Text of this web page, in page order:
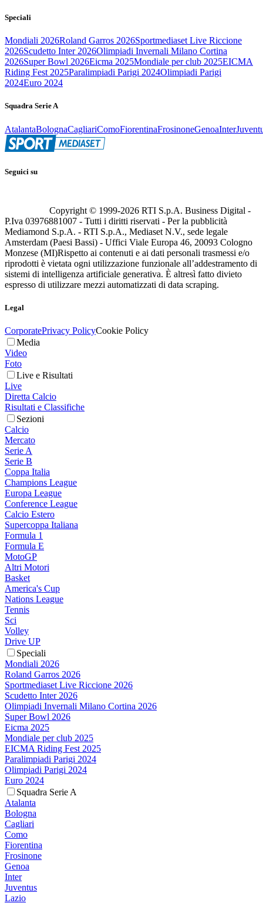
Speciali
Mondiali 2026Roland Garros 2026Sportmediaset Live Riccione
2026Scudetto Inter 2026Olimpiadi Invernali Milano Cortina
2026Super Bowl 2026Eicma 2025Mondiale per club 2025EICMA
Riding Fest 2025Paralimpiadi Parigi 2024Olimpiadi Parigi
2024Euro 2024
Squadra Serie A
AtalantaBolognaCagliariComoFiorentinaFrosinoneGenoaInter
Seguici su
Copyright © 1999-2026 RTI S.p.A. Business Digital -
P.Iva 03976881007 - Tutti i diritti riservati - Per la pubblicità
Mediamond S.p.A. - RTI S.p.A., Mediaset N.V., sede legale
Amsterdam (Paesi Bassi) - Uffici Viale Europa 46, 20093 Cologno
Monzese (MI)Rispetto ai contenuti e ai dati personali trasmessi e/o
riprodotti è vietata ogni utilizzazione funzionale all’addestramento di
sistemi di intelligenza artificiale generativa. È altresì fatto divieto
espresso di utilizzare mezzi automatizzati di data scraping.
Legal
CorporatePrivacy PolicyCookie Policy
Media
Video
Foto
Live e Risultati
Live
Diretta Calcio
Risultati e Classifiche
Sezioni
Calcio
Mercato
Serie A
Serie B
Coppa Italia
Champions League
Europa League
Conference League
Calcio Estero
Supercoppa Italiana
Formula 1
Formula E
MotoGP
Altri Motori
Basket
America's Cup
Nations League
Tennis
Sci
Volley
Drive UP
Speciali
Mondiali 2026
Roland Garros 2026
Sportmediaset Live Riccione 2026
Scudetto Inter 2026
Olimpiadi Invernali Milano Cortina 2026
Super Bowl 2026
Eicma 2025
Mondiale per club 2025
EICMA Riding Fest 2025
Paralimpiadi Parigi 2024
Olimpiadi Parigi 2024
Euro 2024
Squadra Serie A
Atalanta
Bologna
Cagliari
Como
Fiorentina
Frosinone
Genoa
Inter
Juventus
Lazio